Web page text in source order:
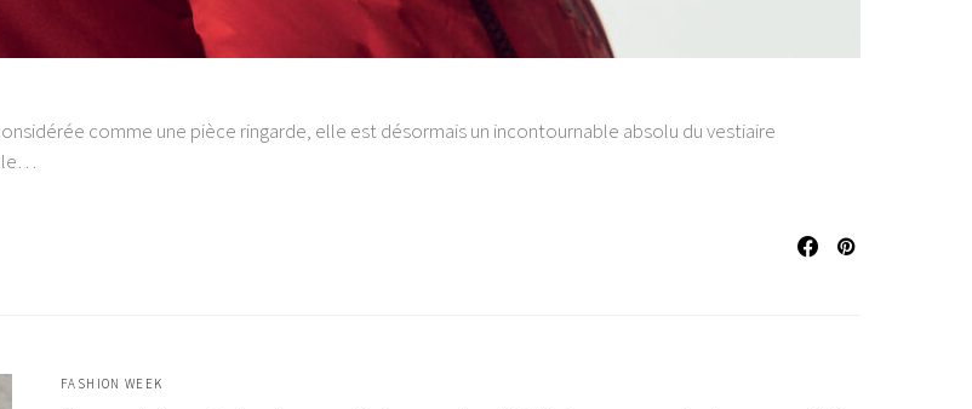
comme une pièce ringarde, elle est désormais un incontournable absolu du vestiaire
FASHION WEEK